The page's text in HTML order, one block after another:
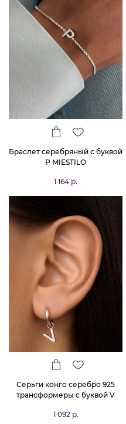
Браслет серебряный с буквой
Р MIESTILO
1 164 р.
Серьги конго серебро 925
трансформеры с буквой V
1 092 р.